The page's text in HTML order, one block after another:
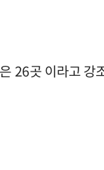
26곳 이라고 강